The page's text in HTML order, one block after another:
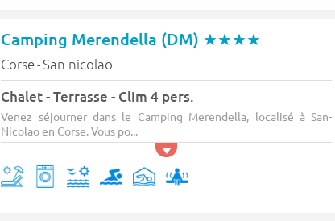
Camping Merendella (DM) ★★★★
Corse-San nicolao
Chalet - Terrasse - Clim 4 pers.
Venez séjourner dans le Camping Merendella, localisé à San-
Nicolao en Corse. Vous po...